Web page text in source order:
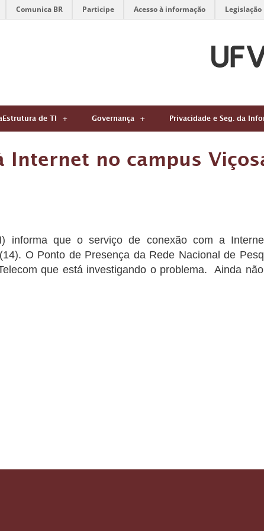
Comunica BR Participe Acesso à informação Legislação
de TI Governança Privacidade e Seg. da
no campus
informa que o serviço de conexão com a
O Ponto de Presença da Rede Nacional de
que está investigando o problema. Ainda